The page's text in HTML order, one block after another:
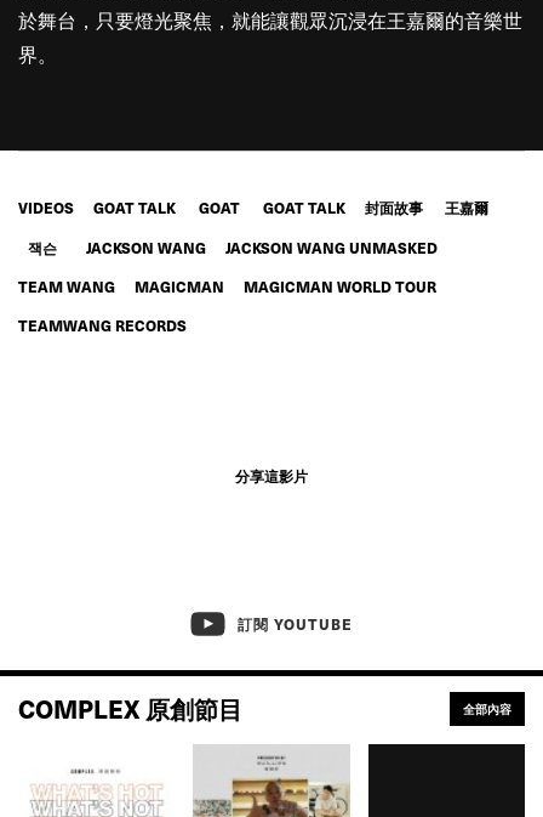
於舞台，只要燈光聚焦，就能讓觀眾沉浸在王嘉爾的音樂世
界。
VIDEOS GOAT TALK GOAT GOAT TALK 封面故事
王嘉爾
잭슨
JACKSON WANG
JACKSON WANG UNMASKED
TEAM WANG
MAGICMAN
MAGICMAN WORLD TOUR
TEAMWANG RECORDS
分享這影片
訂閱 YOUTUBE
COMPLEX 原創節目 全部內容